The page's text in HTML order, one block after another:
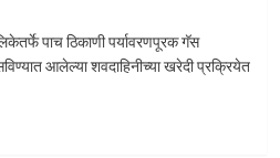
पाच ठिकाणी पर्यावरणपूरक गॅस
आलेल्या शवदाहिनीच्या खरेदी प्रक्रियेत